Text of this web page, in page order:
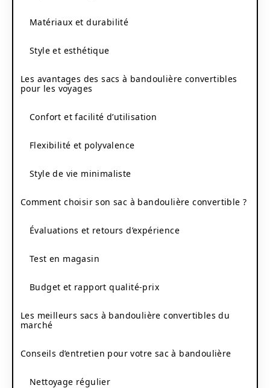
Matériaux et durabilité
Style et esthétique
Les avantages des sacs à bandoulière convertibles
pour les voyages
Confort et facilité d’utilisation
Flexibilité et polyvalence
Style de vie minimaliste
Comment choisir son sac à bandoulière convertible ?
Évaluations et retours d’expérience
Test en magasin
Budget et rapport qualité-prix
Les meilleurs sacs à bandoulière convertibles du
marché
Conseils d’entretien pour votre sac à bandoulière
Nettoyage régulier